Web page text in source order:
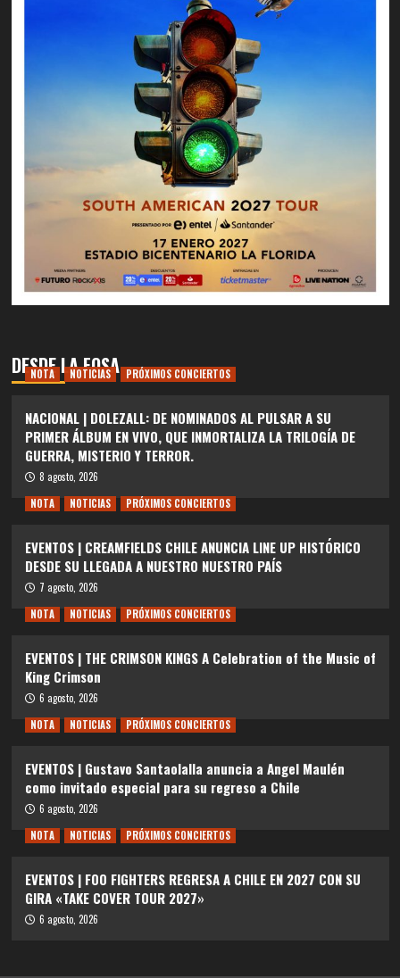
DESDE LA FOSA
NOTA NOTICIAS PRÓXIMOS CONCIERTOS
NACIONAL | DOLEZALL: DE NOMINADOS AL PULSAR A SU
PRIMER ÁLBUM EN VIVO, QUE INMORTALIZA LA TRILOGÍA DE
GUERRA, MISTERIO Y TERROR.
8 agosto, 2026
NOTA
NOTICIAS PRÓXIMOS CONCIERTOS
EVENTOS | CREAMFIELDS CHILE ANUNCIA LINE UP HISTÓRICO
DESDE SU LLEGADA A NUESTRO NUESTRO PAÍS
7 agosto, 2026
NOTA
NOTICIAS PRÓXIMOS CONCIERTOS
EVENTOS | THE CRIMSON KINGS A Celebration of the Music of
King Crimson
6 agosto, 2026
NOTA
NOTICIAS PRÓXIMOS CONCIERTOS
EVENTOS | Gustavo Santaolalla anuncia a Angel Maulén
como invitado especial para su regreso a Chile
6 agosto, 2026
NOTA
NOTICIAS PRÓXIMOS CONCIERTOS
EVENTOS | FOO FIGHTERS REGRESA A CHILE EN 2027 CON SU
GIRA «TAKE COVER TOUR 2027»
6 agosto, 2026